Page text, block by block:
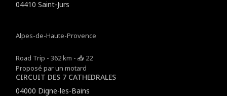
04410 Saint-Jurs
Alpes-de-Haute-Provence
Road Trip - 362 km - 📥 22
Proposé par un motard
CIRCUIT DES 7 CATHEDRALES
04000 Digne-les-Bains